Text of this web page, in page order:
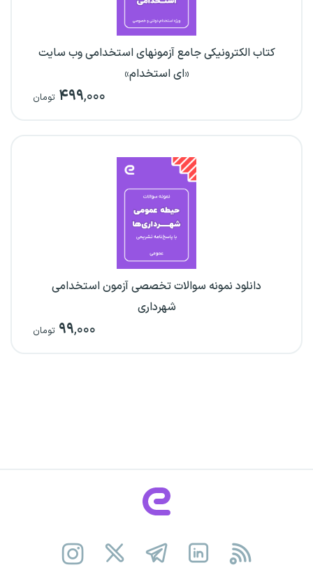
کتاب الکترونیکی جامع آزمونهای استخدامی وب سایت
«ای استخدام»
۴۹۹,۰۰۰ تومان
دانلود نمونه سوالات تخصصی آزمون استخدامی
شهرداری
۹۹,۰۰۰ تومان